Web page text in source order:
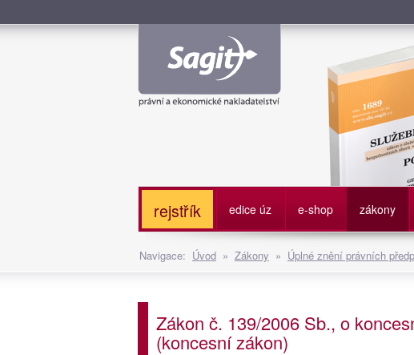
Služební
rejstřík edice úz e-shop zákony
Navigace: Úvod » Zákony » Úplné znění právních
Zákon č. 139/2006 Sb., o
(koncesní zákon)